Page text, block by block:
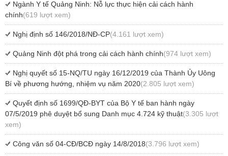
Ngành Y tế Quảng Ninh: Nỗ lực thực hiện cải cách hành
chính(619 lượt xem)
Nghị định số 146/2018/NĐ-CP(4.161 lượt xem)
Quảng Ninh đột phá trong cải cách hành chính(974 lượt xem)
Nghị quyết số 15-NQ/TU ngày 16/12/2019 của Thành Ủy Uông
Bí về phương hướng, nhiệm vụ năm 2020(2.805 lượt xem)
Quyết định số 1699/QĐ-BYT của Bộ Y tế ban hành ngày
07/5/2019 phê duyệt bổ sung Danh mục 4.724 kỹ thuật(3.305 lượt
xem)
Công văn số 04-CĐ/BCĐ ngày 14/8/2018(3.796 lượt xem)